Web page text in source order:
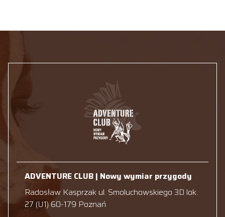
ADVENTURE CLUB | Nowy wymiar przygody
Radosław Kasprzak ul. Smoluchowskiego 3D lok.
27 (U1) 60-179 Poznań